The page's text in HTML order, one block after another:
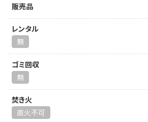
販売品
レンタル
無
ゴミ回収
無
焚き火
直火不可